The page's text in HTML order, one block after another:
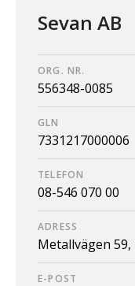
Sevan AB
ORG. NR.
556348-0085
GLN
7331217000006
TELEFON
08-546 070 00
ADRESS
Metallvägen 59,
E-POST